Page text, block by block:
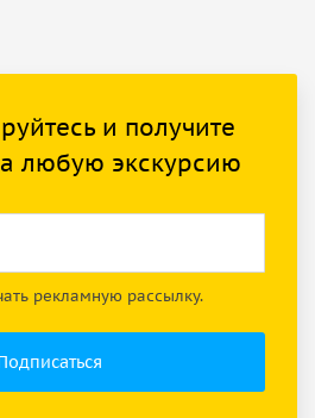
и получите
любую экскурсию
рекламную рассылку.